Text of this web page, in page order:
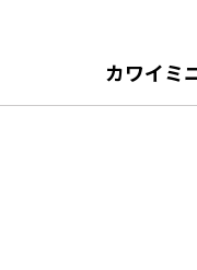
カワイミ